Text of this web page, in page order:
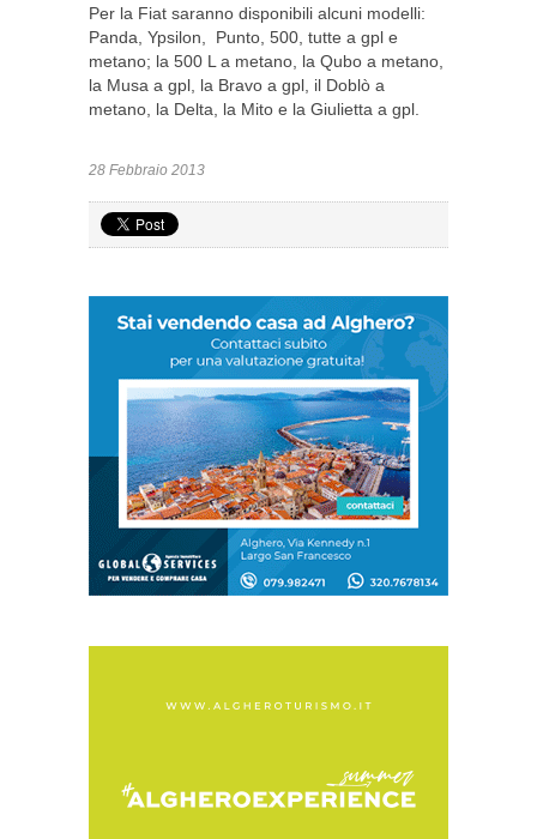
Per la Fiat saranno disponibili alcuni modelli:
Panda, Ypsilon, Punto, 500, tutte a gpl e
metano; la 500 L a metano, la Qubo a metano,
la Musa a gpl, la Bravo a gpl, il Doblò a
metano, la Delta, la Mito e la Giulietta a gpl.
28 Febbraio 2013